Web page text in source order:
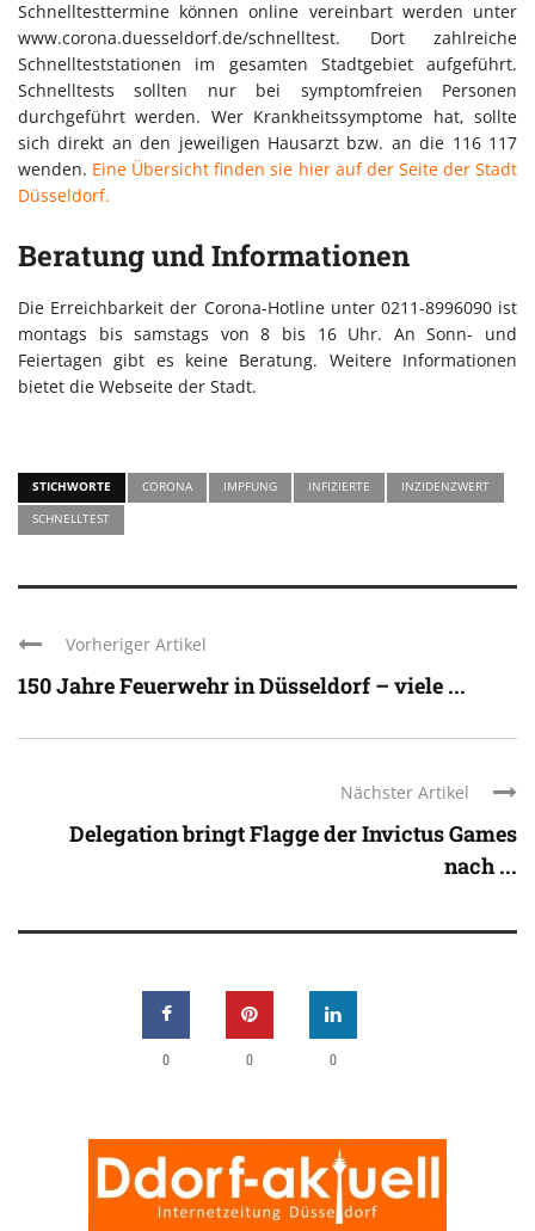
Schnelltesttermine können online vereinbart werden unter
www.corona.duesseldorf.de/schnelltest. Dort zahlreiche
Schnellteststationen im gesamten Stadtgebiet aufgeführt.
Schnelltests sollten nur bei symptomfreien Personen
durchgeführt werden. Wer Krankheitssymptome hat, sollte
sich direkt an den jeweiligen Hausarzt bzw. an die 116 117
wenden. Eine Übersicht finden sie hier auf der Seite der Stadt
Düsseldorf.
Beratung und Informationen
Die Erreichbarkeit der Corona-Hotline unter 0211-8996090 ist
montags bis samstags von 8 bis 16 Uhr. An Sonn- und
Feiertagen gibt es keine Beratung. Weitere Informationen
bietet die Webseite der Stadt.
STICHWORTE CORONA IMPFUNG INFIZIERTE
INZIDENZWERT
SCHNELLTEST
Vorheriger Artikel
150 Jahre Feuerwehr in Düsseldorf – viele ...
Nächster Artikel
Delegation bringt Flagge der Invictus Games
nach ...
0 0 0